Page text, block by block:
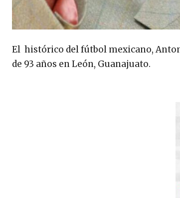
El histórico del fútbol mexicano,
de 93 años en León, Guanajuato.